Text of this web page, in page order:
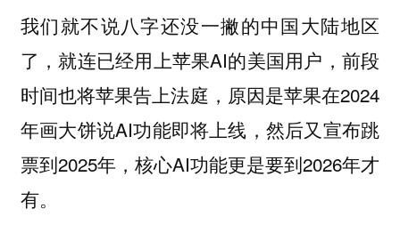
我们就不说八字还没一撇的中国大陆地区
了，就连已经用上苹果AI的美国用户，前段
时间也将苹果告上法庭，原因是苹果在2024
年画大饼说AI功能即将上线，然后又宣布跳
票到2025年，核心AI功能更是要到2026年才
有。